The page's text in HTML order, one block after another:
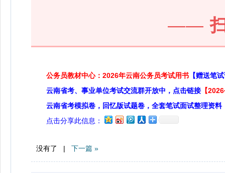
——
公务员教材中心：2026年云南公务员考试用书 【赠送笔
云南省考、事业单位考试交流群开放中，点击链接 【
云南省考模拟卷，回忆版试题卷，全套笔试面试整理资料
点击分享此信息：
没有了 | 下一篇 »